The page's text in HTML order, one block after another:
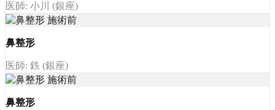
医師: 小川 (銀座)
鼻整形
医師: 鉄 (銀座)
鼻整形